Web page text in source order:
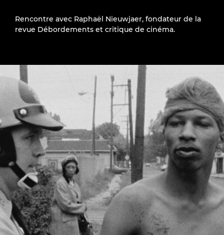
Rencontre avec Raphaël Nieuwjaer, fondateur de la
revue Débordements et critique de cinéma.